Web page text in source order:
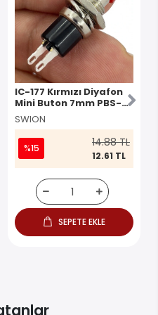
IC-177 Kırmızı Diyafon
Mini Buton 7mm PBS-
105
SWION
%15 14.88 TL
12.61 TL
SEPETE EKLE